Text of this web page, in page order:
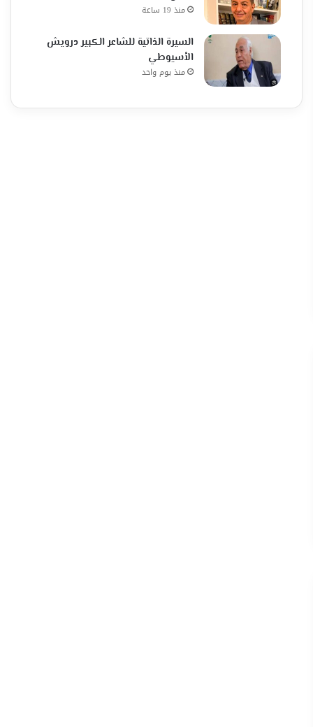
منذ 19 ساعة
السيرة الذاتية للشاعر الكبير درويش
الأسيوطي
منذ يوم واحد